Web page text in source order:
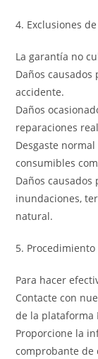
4. Exclusiones
La garantía no
Daños
accidente.
Daños
reparaciones
Desgaste
consumibles
Daños
inundaciones,
natural.
5.
Para hacer
Contacte con
de la plataforma
Proporcione la
comprobante de